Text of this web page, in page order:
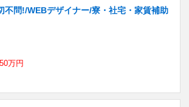
不問!/WEBデザイナー/寮・社宅・家賃補助
万円